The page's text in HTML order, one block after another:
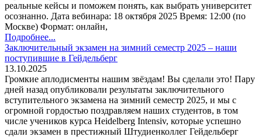
реальные кейсы и поможем понять, как выбрать университет
осознанно. Дата вебинара: 18 октября 2025 Время: 12:00 (по
Москве) Формат: онлайн,
Подробнее...
Заключительный экзамен на зимний семестр 2025 – наши
поступившие в Гейдельберг
13.10.2025
Громкие аплодисменты нашим звёздам! Вы сделали это! Пару
дней назад опубликовали результаты заключительного
вступительного экзамена на зимний семестр 2025, и мы с
огромной гордостью поздравляем наших студентов, в том
числе учеников курса Heidelberg Intensiv, которые успешно
сдали экзамен в престижный Штудиенколлег Гейдельберг